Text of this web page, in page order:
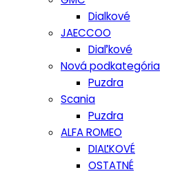
Dialkové
JAECCOO
Diaľkové
Nová podkategória
Puzdra
Scania
Puzdra
ALFA ROMEO
DIAĽKOVÉ
OSTATNÉ